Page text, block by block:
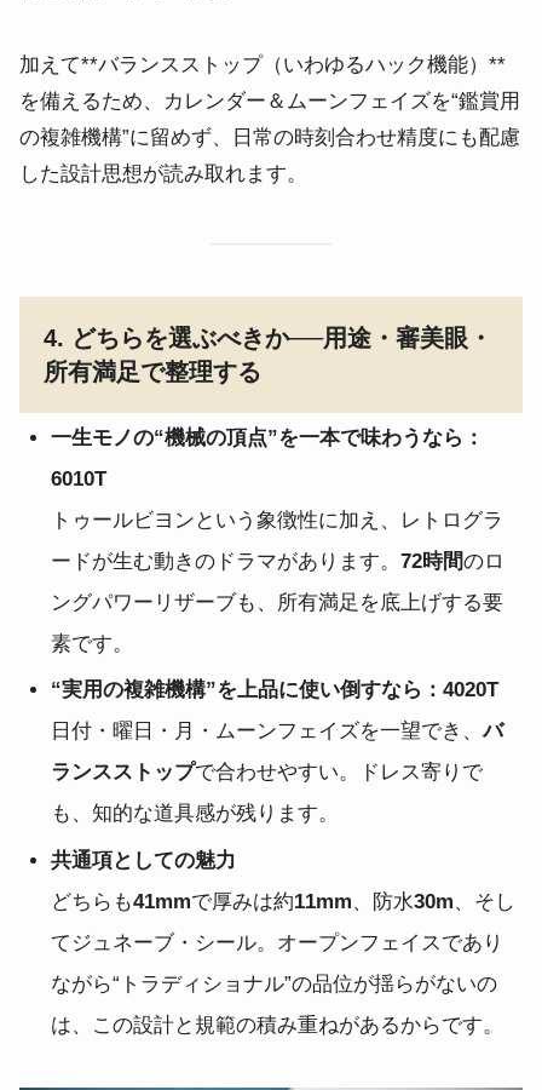
加えて**バランスストップ（いわゆるハック機能）**
を備えるため、カレンダー＆ムーンフェイズを“鑑賞用
の複雑機構”に留めず、日常の時刻合わせ精度にも配慮
した設計思想が読み取れます。
4. どちらを選ぶべきか──用途・審美眼・
所有満足で整理する
一生モノの“機械の頂点”を一本で味わうなら：
6010T
トゥールビヨンという象徴性に加え、レトログラ
ードが生む動きのドラマがあります。 72時間のロ
ングパワーリザーブも、所有満足を底上げする要
素です。
“実用の複雑機構”を上品に使い倒すなら：4020T
日付・曜日・月・ムーンフェイズを一望でき、バ
ランスストップで合わせやすい。ドレス寄りで
も、知的な道具感が残ります。
共通項としての魅力
どちらも41mmで厚みは約11mm、防水30m、そし
てジュネーブ・シール。オープンフェイスであり
ながら“トラディショナル”の品位が揺らがないの
は、この設計と規範の積み重ねがあるからです。